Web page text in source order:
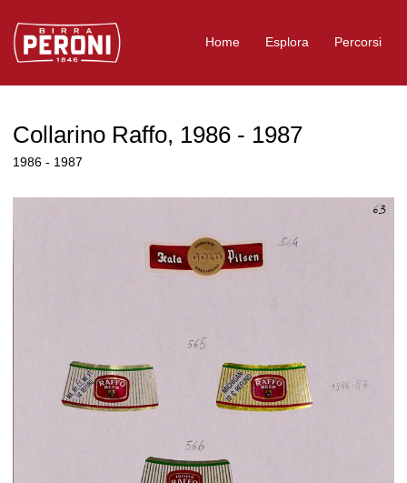
Logo Birra Peroni
Home Esplora Percorsi
Collarino Raffo, 1986 - 1987
1986 - 1987